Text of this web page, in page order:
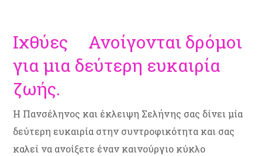
Ιχθύες Ανοίγονται δρόμοι
για μια δεύτερη ευκαιρία
ζωής.
Η Πανσέληνος και έκλειψη Σελήνης σας δίνει μία
δεύτερη ευκαιρία στην συντροφικότητα και σας
καλεί να ανοίξετε έναν καινούργιο κύκλο